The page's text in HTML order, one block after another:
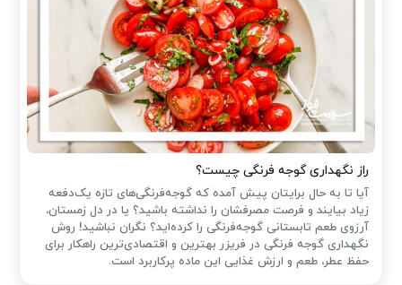
راز نگهداری گوجه فرنگی چیست؟
آیا تا به حال برایتان پیش آمده که گوجه‌فرنگی‌های تازه یک‌دفعه
زیاد بیایند و فرصت مصرفشان را نداشته باشید؟ یا در دل زمستان،
آرزوی طعم تابستانی گوجه‌فرنگی را کرده‌اید؟ نگران نباشید! روش
نگهداری گوجه فرنگی در فریزر بهترین و اقتصادی‌ترین راهکار برای
حفظ عطر، طعم و ارزش غذایی این ماده پرکاربرد است.